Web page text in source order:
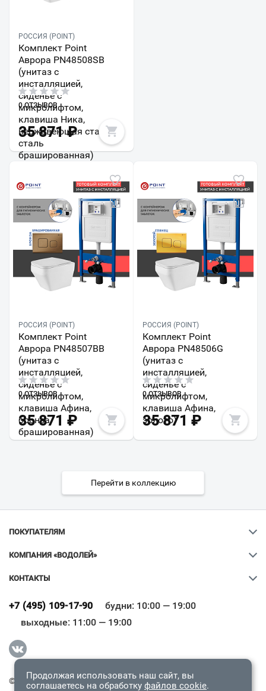
РОССИЯ (POINT)
Комплект Point
Аврора PN48508SB
(унитаз с
инсталляцией,
сиденье с
микролифтом,
клавиша Ника,
нержавеющая сталь,
сталь
брашированная)
0 ОТЗЫВОВ
35 871₽
РОССИЯ (POINT)
Комплект Point
Аврора PN48507BB
(унитаз с
инсталляцией,
сиденье с
микролифтом,
клавиша Афина,
бронза
брашированная)
0 ОТЗЫВОВ
35 871 ₽
РОССИЯ (POINT)
Комплект Point
Аврора PN48506G
(унитаз с
инсталляцией,
сиденье с
микролифтом,
клавиша Афина,
золото)
0 ОТЗЫВОВ
35 871 ₽
Перейти в коллекцию
ПОКУПАТЕЛЯМ
КОМПАНИЯ «ВОДОЛЕЙ»
КОНТАКТЫ
+7 (495) 109-17-90
будни: 10:00 — 19:00
выходные: 11:00 — 19:00
© 2009-2026 «Водолей Онлайн». Все права защищены.
Всё верно
Продолжая использовать наш сайт, вы
соглашаетесь на обработку файлов cookie.